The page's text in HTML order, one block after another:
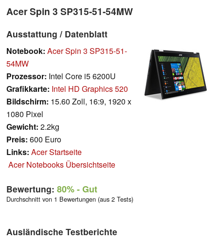
Acer Spin 3 SP315-51-54MW
Ausstattung / Datenblatt
Notebook: Acer Spin 3 SP315-51-
54MW
Prozessor: Intel Core i5 6200U
Grafikkarte: Intel HD Graphics 520
Bildschirm: 15.60 Zoll, 16:9, 1920 x
1080 Pixel
Gewicht: 2.2kg
Preis: 600 Euro
Links: Acer Startseite
Acer Notebooks Übersichtseite
Bewertung: 80%- Gut
Durchschnitt von 1 Bewertungen (aus 2 Tests)
Ausländische Testberichte